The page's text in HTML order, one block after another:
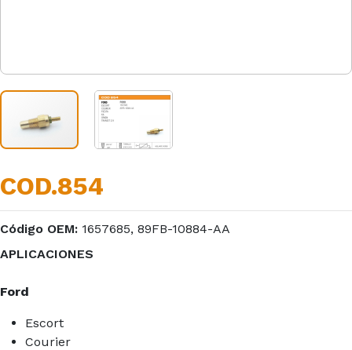
COD.854
Código OEM: 1657685, 89FB-10884-AA
APLICACIONES
Ford
Escort
Courier